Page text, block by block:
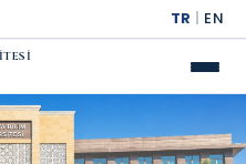
TR | EN